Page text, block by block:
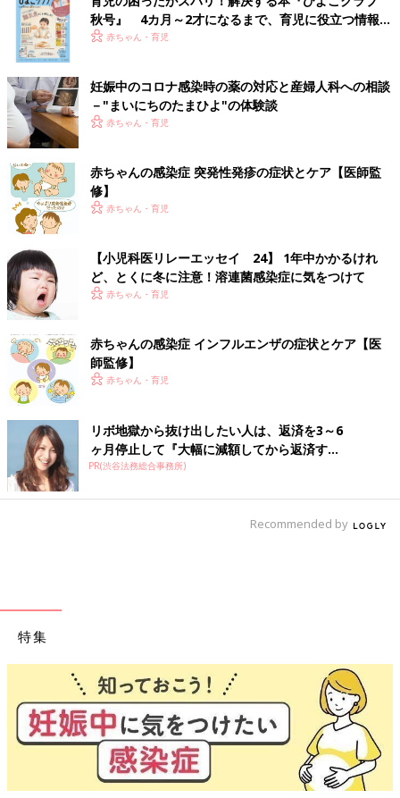
秋号』 4カ月～2才になるまで、育児に役立つ情報が
いっぱい！
赤ちゃん・育児
妊娠中のコロナ感染時の薬の対応と産婦人科への相談
－"まいにちのたまひよ"の体験談
赤ちゃん・育児
赤ちゃんの感染症 突発性発疹の症状とケア【医師監
修】
赤ちゃん・育児
【小児科医リレーエッセイ 24】 1年中かかるけれ
ど、とくに冬に注意！溶連菌感染症に気をつけて
赤ちゃん・育児
赤ちゃんの感染症 インフルエンザの症状とケア【医
師監修】
赤ちゃん・育児
リボ地獄から抜け出したい人は、返済を3～6
ヶ月停止して『大幅に減額してから返済す...
PR(渋谷法務総合事務所)
Recommended by
特集